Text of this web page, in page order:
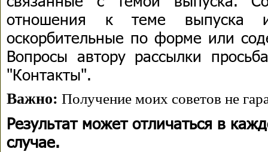
отношения к теме выпуска
оскорбительные по форме или
Вопросы автору рассылки
"Контакты".
Важно: Получение моих советов не
Результат может отличаться в
случае.